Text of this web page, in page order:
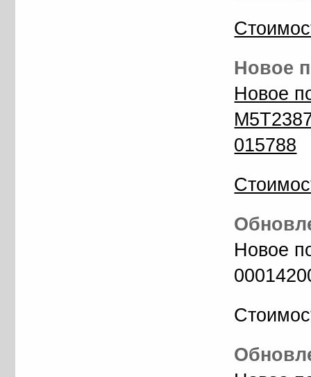
Новое
Новое
015788
Новое